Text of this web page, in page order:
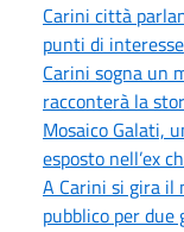
Carini città
punti di interesse
Carini sogna un
racconterà la
Mosaico Galati,
esposto nell’ex
A Carini si gira il
pubblico per due